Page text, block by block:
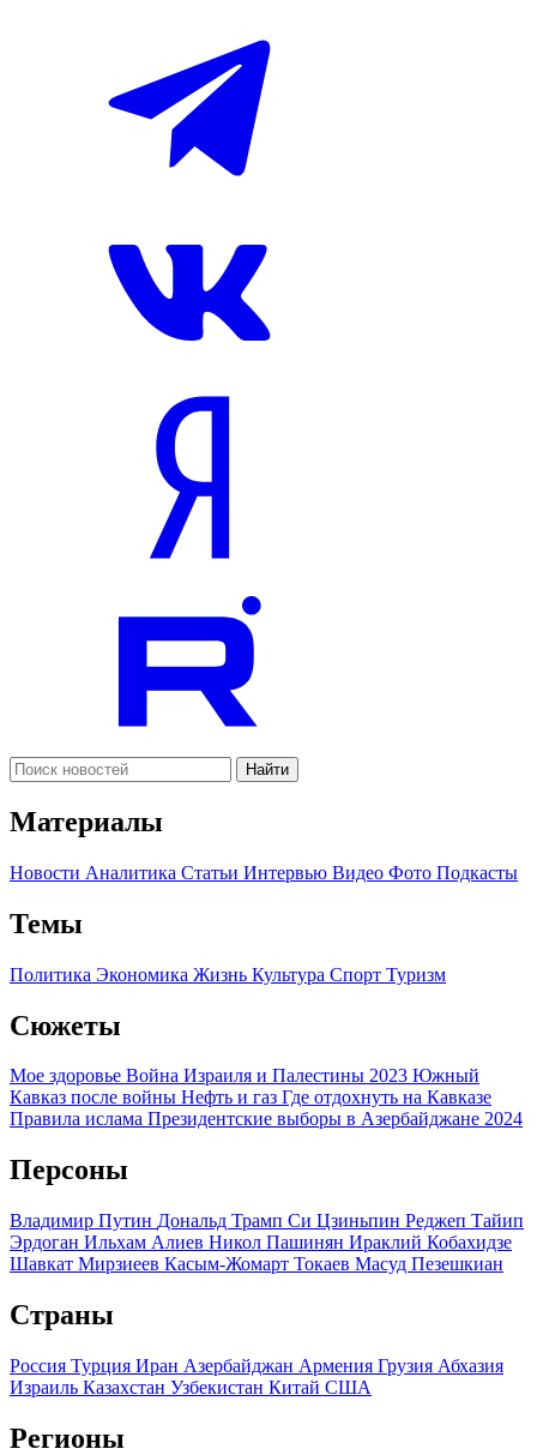
Найти
Материалы
Новости Аналитика Статьи Интервью Видео Фото Подкасты
Темы
Политика Экономика Жизнь Культура Спорт Туризм
Сюжеты
Мое здоровье Война Израиля и Палестины 2023 Южный
Кавказ после войны Нефть и газ Где отдохнуть на Кавказе
Правила ислама Президентские выборы в Азербайджане 2024
Персоны
Владимир Путин Дональд Трамп Си Цзиньпин Реджеп Тайип
Эрдоган Ильхам Алиев Никол Пашинян Ираклий Кобахидзе
Шавкат Мирзиеев Касым-Жомарт Токаев Масуд Пезешкиан
Страны
Россия Турция Иран Азербайджан Армения Грузия Абхазия
Израиль Казахстан Узбекистан Китай США
Регионы